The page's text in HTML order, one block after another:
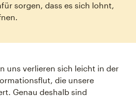
sorgen, dass es sich lohnt,
uns verlieren sich leicht in der
die unsere
Genau deshalb sind